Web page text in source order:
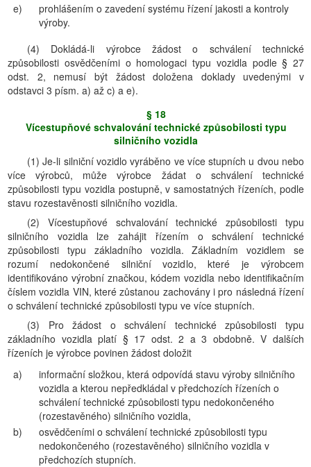
e)
prohlášením o zavedení systému řízení jakosti a kontroly
výroby.
(4) Dokládá-li výrobce žádost o schválení technické
způsobilosti osvědčeními o homologaci typu vozidla podle § 27
odst. 2, nemusí být žádost doložena doklady uvedenými v
odstavci 3 písm. a) až c) a e).
§ 18
Vícestupňové schvalování technické způsobilosti typu
silničního vozidla
(1) Je-li silniční vozidlo vyráběno ve více stupních u dvou nebo
více výrobců, může výrobce žádat o schválení technické
způsobilosti typu vozidla postupně, v samostatných řízeních, podle
stavu rozestavěnosti silničního vozidla.
(2) Vícestupňové schvalování technické způsobilosti typu
silničního vozidla lze zahájit řízením o schválení technické
způsobilosti typu základního vozidla. Základním vozidlem se
rozumí nedokončené silniční vozidlo, které je výrobcem
identifikováno výrobní značkou, kódem vozidla nebo identifikačním
číslem vozidla VIN, které zůstanou zachovány i pro následná řízení
o schválení technické způsobilosti typu ve více stupních.
(3) Pro žádost o schválení technické způsobilosti typu
základního vozidla platí § 17 odst. 2 a 3 obdobně. V dalších
řízeních je výrobce povinen žádost doložit
a)
informační složkou, která odpovídá stavu výroby silničního
vozidla a kterou nepředkládal v předchozích řízeních o
schválení technické způsobilosti typu nedokončeného
(rozestavěného) silničního vozidla,
b)
osvědčeními o schválení technické způsobilosti typu
nedokončeného (rozestavěného) silničního vozidla v
předchozích stupních.